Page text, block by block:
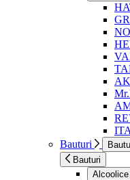
Bauturi
Bauturi
Alcoolice